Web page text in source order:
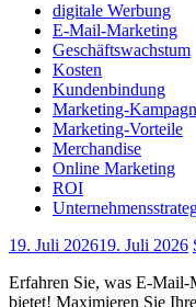
digitale Werbung
E-Mail-Marketing
Geschäftswachstum
Kosten
Kundenbindung
Marketing-
Marketing-Vorteile
Merchandise
Online Marketing
ROI
19. Juli 202619. Juli 2026
Erfahren Sie, was E-Mail-
bietet! Maximieren Sie